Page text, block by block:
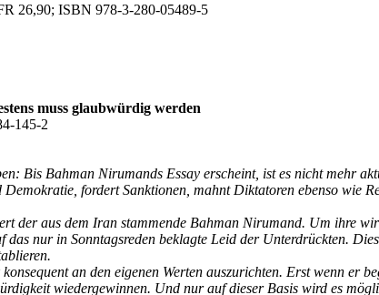
26,90; ISBN 978-3-280-05489-5
muss glaubwürdig werden
145-2
Bis Bahman Nirumands Essay erscheint, ist es nicht mehr
fordert Sanktionen, mahnt Diktatoren ebenso wie
der aus dem Iran stammende Bahman Nirumand. Um ihre
nur in Sonntagsreden beklagte Leid der Unterdrückten.
an den eigenen Werten auszurichten. Erst wenn er
wiedergewinnen. Und nur auf dieser Basis wird es